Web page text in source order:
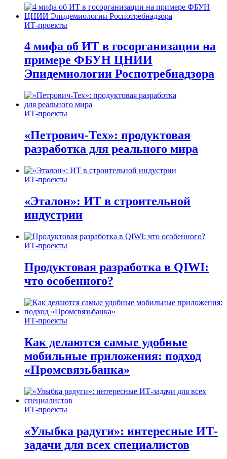
ИТ-проекты
4 мифа об ИТ в госорганизации на
примере ФБУН ЦНИИ
Эпидемиологии Роспотребнадзора
ИТ-проекты
«Петрович-Тех»: продуктовая
разработка для реального мира
ИТ-проекты
«Эталон»: ИТ в строительной
индустрии
ИТ-проекты
Продуктовая разработка в QIWI:
что особенного?
ИТ-проекты
Как делаются самые удобные
мобильные приложения: подход
«Промсвязьбанка»
ИТ-проекты
«Улыбка радуги»: интересные ИТ-
задачи для всех специалистов